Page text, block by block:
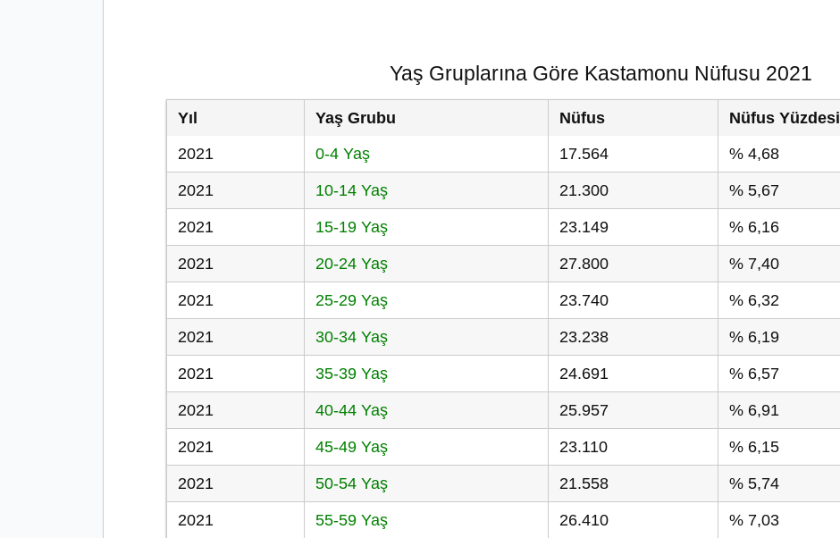
Yaş Gruplarına Göre Kastamonu Nüfusu 2021
Yıl Yaş Grubu Nüfus
Nüfus Yüzdesi
2021
0-4 Yaş 17.564 % 4,68
2021 10-14 Yaş 21.300 % 5,67
2021 15-19 Yaş 23.149 % 6,16
2021 20-24 Yaş 27.800 % 7,40
2021 25-29 Yaş 23.740 % 6,32
2021 30-34 Yaş 23.238 % 6,19
2021 35-39 Yaş 24.691 % 6,57
2021 40-44 Yaş 25.957 % 6,91
2021 45-49 Yaş 23.110 % 6,15
2021 50-54 Yaş 21.558 % 5,74
2021 55-59 Yaş 26.410 % 7,03